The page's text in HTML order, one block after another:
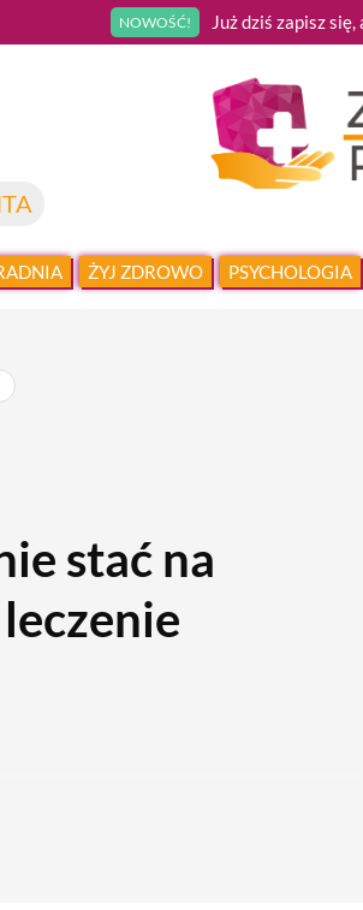
NOWOŚĆ! Już dziś zapisz
ŻYJ ZDROWO PSYCHOLOGIA
stać na